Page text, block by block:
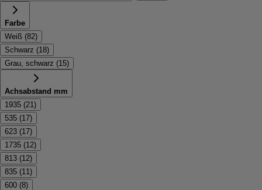
Farbe
Weiß (82)
Schwarz (18)
Grau, schwarz (15)
Achsabstand mm
1935 (21)
535 (17)
623 (17)
1735 (12)
813 (12)
835 (11)
600 (8)